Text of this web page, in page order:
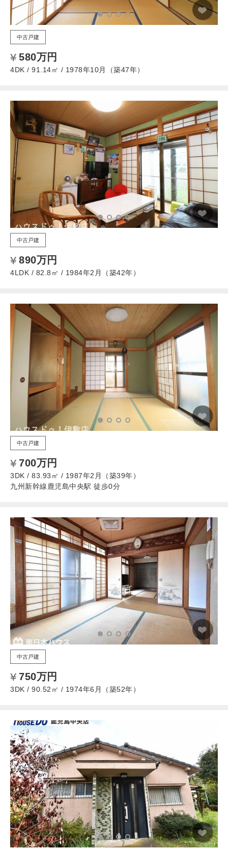
中古戸建
580万円
4DK / 91.14㎡ / 1978年10月（築47年）
中古戸建
890万円
4LDK / 82.8㎡ / 1984年2月（築42年）
中古戸建
700万円
3DK / 83.93㎡ / 1987年2月（築39年）
九州新幹線鹿児島中央駅 徒歩0分
中古戸建
750万円
3DK / 90.52㎡ / 1974年6月（築52年）